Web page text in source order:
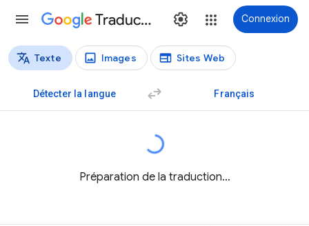
Traduction Connexion
Types de traductions
Texte Images Sites Web
Détecter la langue Français
Préparation de la traduction…